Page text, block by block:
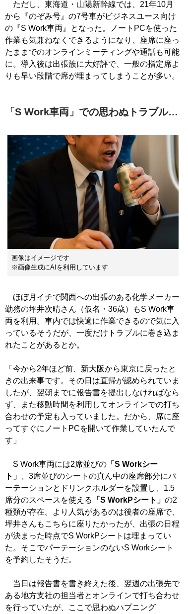
ただし、東海道・山陽新幹線では、21年10月
から『のぞみ号』の7号車がビジネスユース向け
の『S Work車両』となった。ノートPCを使った
作業も気兼ねなくできるようになり、座席に座っ
たままでのオンラインミーティングや通話も可能
に。導入後は出張族に大好評で、一般の指定席よ
りも早い段階で席が埋まってしまうことが多い。
「S Work車両」での思わぬトラブル…
画像はイメージです
※画像生成にAIを利用しています
ほぼ月イチで関西への出張のある化学メーカー
勤務の坪井次晴さん（仮名・36歳）もS Work車
両を利用。車内では快適に作業できるので気に入
っているそうだが、一度だけトラブルに巻き込ま
れたことがあるとか。
「今から2年ほど前、新大阪から東京に戻ったと
きの出来事です。その日は直帰が認められていま
したが、翌朝までに報告書を提出しなければなら
ず、また移動時間を利用してオンラインでの打ち
合わせの予定も入っていました。だから、席に座
ってすぐにノートPCを開いて作業していたんで
す」
S Work車両には2席並びの 「S Workシー
ト」
、3席並びのシートの真ん中の座席部分にパ
ーテーションとドリンクホルダーを設置し、1.5
席分のスペースを使える
「S WorkPシート」 の2
種類が存在。より人気があるのは後者の座席で、
坪井さんもこちらに座りたかったが、出張の日程
が決まった時点でS WorkPシートは埋まってい
た。そこでパーテーションのないS Workシート
を予約したそうだ。
当日は報告書を書き終えた後、翌週の出張先で
ある地方支社の担当者とオンラインで打ち合わせ
を行っていたが、ここで思わぬハプニング